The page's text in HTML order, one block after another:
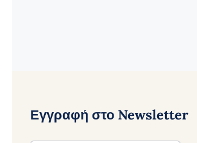
Εγγραφή στο Newsletter